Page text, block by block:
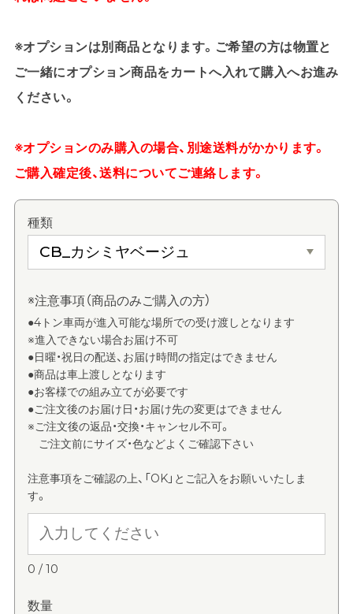
※オプションは別商品となります。ご希望の方は物置と
ご一緒にオプション商品をカートへ入れて購入へお進み
ください。
※オプションのみ購入の場合、別途送料がかかります。
ご購入確定後、送料についてご連絡します。
種類
※注意事項（商品のみご購入の方）
●4トン車両が進入可能な場所での受け渡しとなります
※進入できない場合お届け不可
●日曜・祝日の配送、お届け時間の指定はできません
●商品は車上渡しとなります
●お客様での組み立てが必要です
●ご注文後のお届け日・お届け先の変更はできません
※ご注文後の返品・交換・キャンセル不可。
ご注文前にサイズ・色などよくご確認下さい
注意事項をご確認の上、「OK」とご記入をお願いいたしま
す。
0 /10
数量